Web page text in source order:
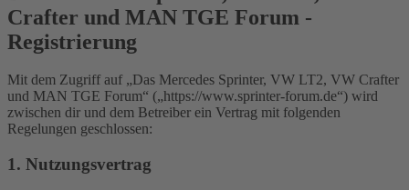
Crafter und MAN TGE Forum -
Registrierung
Mit dem Zugriff auf „Das Mercedes Sprinter, VW LT2, VW Crafter
und MAN TGE Forum“ („https://www.sprinter-forum.de“) wird
zwischen dir und dem Betreiber ein Vertrag mit folgenden
Regelungen geschlossen:
1. Nutzungsvertrag